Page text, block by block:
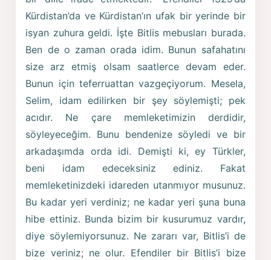
Kürdistan’da ve Kürdistan’ın ufak bir yerinde bir
isyan zuhura geldi. İşte Bitlis mebusları burada.
Ben de o zaman orada idim. Bunun safahatını
size arz etmiş olsam saatlerce devam eder.
Bunun için teferruattan vazgeçiyorum. Mesela,
Selim, idam edilirken bir şey söylemişti; pek
acıdır. Ne çare memleketimizin derdidir,
söyleyeceğim. Bunu bendenize söyledi ve bir
arkadaşımda orda idi. Demişti ki, ey Türkler,
beni idam edeceksiniz ediniz. Fakat
memleketinizdeki idareden utanmıyor musunuz.
Bu kadar yeri verdiniz; ne kadar yeri şuna buna
hibe ettiniz. Bunda bizim bir kusurumuz vardır,
diye söylemiyorsunuz. Ne zararı var, Bitlis’i de
bize veriniz; ne olur. Efendiler bir Bitlis’i bize